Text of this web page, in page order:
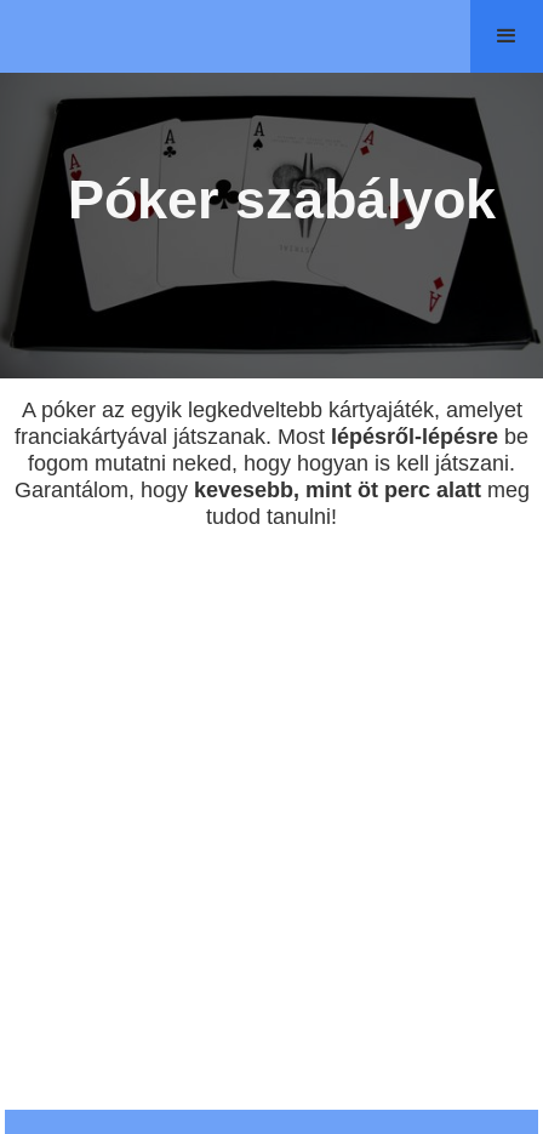
Póker szabályok
A póker az egyik legkedveltebb kártyajáték, amelyet
franciakártyával játszanak. Most lépésről-lépésre be
fogom mutatni neked, hogy hogyan is kell játszani.
Garantálom, hogy kevesebb, mint öt perc alattmeg
tudod tanulni!